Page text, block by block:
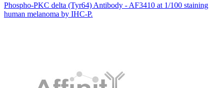
Phospho-PKC delta (Tyr64) Antibody - AF3410 at 1/100 staining
human melanoma by IHC-P.